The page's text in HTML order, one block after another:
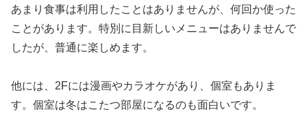
あまり食事は利用したことはありませんが、何回か使った
ことがあります。特別に目新しいメニューはありませんで
したが、普通に楽しめます。
他には、2Fには漫画やカラオケがあり、個室もありま
す。個室は冬はこたつ部屋になるのも面白いです。